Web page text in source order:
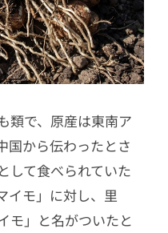
類で、原産は東南ア
国から伝わったとさ
して食べられていた
イモ」に対し、里
モ」と名がついたと